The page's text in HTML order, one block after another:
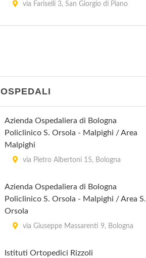
via Fariselli 3, San Giorgio di Piano
Vergato
via Papa Giovanni XXIII 12, Vergato
OSPEDALI
Azienda Ospedaliera di Bologna
Policlinico S. Orsola - Malpighi / Area
Malpighi
via Pietro Albertoni 15, Bologna
Azienda Ospedaliera di Bologna
Policlinico S. Orsola - Malpighi / Area S.
Orsola
via Giuseppe Massarenti 9, Bologna
Istituti Ortopedici Rizzoli